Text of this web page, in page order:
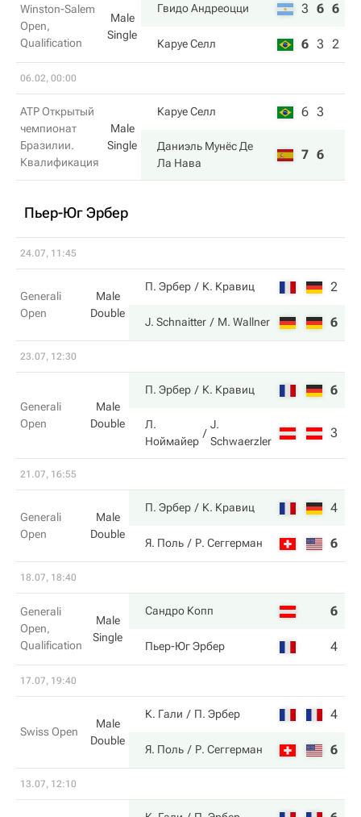
Winston-Salem
Open,
Qualification
Male
Single
Гвидо Андреоцци 3 6 6
Каруе Селл 6 3 2
06.02, 00:00
ATP Открытый
чемпионат
Бразилии.
Квалификация
Male
Single
Каруе Селл 6 3
Даниэль Мунёс Де
Ла Нава
7 6
Пьер-Юг Эрбер
24.07, 11:45
Generali
Open
Male
Double
П. Эрбер К. Кравиц 2
J. Schnaitter M. Wallner 6
23.07, 12:30
Generali
Open
Male
Double
П. Эрбер К. Кравиц 6
Л.
Ноймайер
J.
Schwaerzler
3
21.07, 16:55
Generali
Open
Male
Double
П. Эрбер К. Кравиц 4
Я. Поль Р. Сеггерман 6
18.07, 18:40
Generali
Open,
Qualification
Male
Single
Сандро Копп 6
Пьер-Юг Эрбер 4
17.07, 19:40
Swiss Open
Male
Double
К. Гали П. Эрбер 4
Я. Поль Р. Сеггерман 6
13.07, 12:10